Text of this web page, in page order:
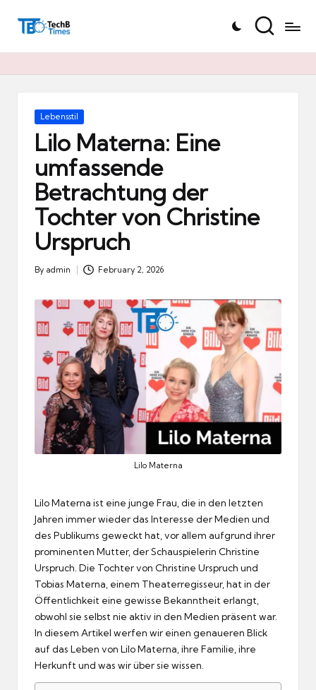
T
h
Posted
Lebensstil
Lilo Materna: Eine
umfassende
Betrachtung der
Tochter von Christine
Urspruch
Posted
By admin February 2, 2026
Lilo Materna
Lilo Materna ist eine junge Frau, die in den letzten
Jahren immer wieder das Interesse der Medien und
des Publikums geweckt hat, vor allem aufgrund ihrer
prominenten Mutter, der Schauspielerin Christine
Urspruch. Die Tochter von Christine Urspruch und
Tobias Materna, einem Theaterregisseur, hat in der
Öffentlichkeit eine gewisse Bekanntheit erlangt,
obwohl sie selbst nie aktiv in den Medien präsent war.
In diesem Artikel werfen wir einen genaueren Blick
auf das Leben von Lilo Materna, ihre Familie, ihre
Herkunft und was wir über sie wissen.